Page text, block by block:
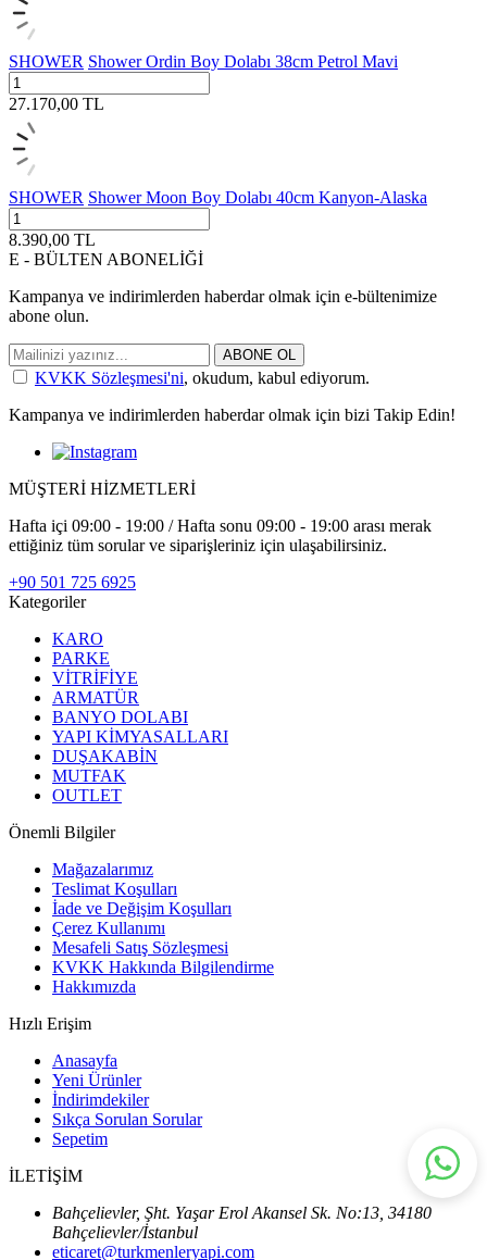
SHOWER Shower Ordin Boy Dolabı 38cm Petrol Mavi
27.170,00 TL
SHOWER Shower Moon Boy Dolabı 40cm Kanyon-Alaska
8.390,00 TL
E - BÜLTEN ABONELİĞİ
Kampanya ve indirimlerden haberdar olmak için e-bültenimize
abone olun.
ABONE OL
KVKK Sözleşmesi'ni, okudum, kabul ediyorum.
Kampanya ve indirimlerden haberdar olmak için bizi Takip Edin!
MÜŞTERİ HİZMETLERİ
Hafta içi 09:00 - 19:00 / Hafta sonu 09:00 - 19:00 arası merak
ettiğiniz tüm sorular ve siparişleriniz için ulaşabilirsiniz.
+90 501 725 6925
Kategoriler
KARO
PARKE
VİTRİFİYE
ARMATÜR
BANYO DOLABI
YAPI KİMYASALLARI
DUŞAKABİN
MUTFAK
OUTLET
Önemli Bilgiler
Mağazalarımız
Teslimat Koşulları
İade ve Değişim Koşulları
Çerez Kullanımı
Mesafeli Satış Sözleşmesi
KVKK Hakkında Bilgilendirme
Hakkımızda
Hızlı Erişim
Anasayfa
Yeni Ürünler
İndirimdekiler
Sıkça Sorulan Sorular
Sepetim
İLETİŞİM
Bahçelievler, Şht. Yaşar Erol Akansel Sk. No:13, 34180
Bahçelievler/İstanbul
eticaret@turkmenleryapi.com